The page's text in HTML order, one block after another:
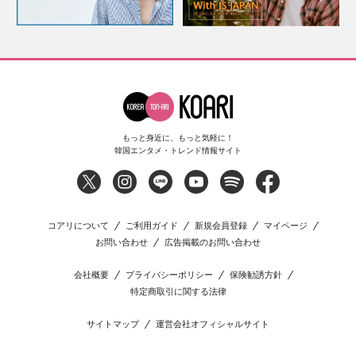
もっと身近に、もっと気軽に！
韓国エンタメ・トレンド情報サイト
コアリについて ご利用ガイド 新規会員登録
マイページ
お問い合わせ
広告掲載のお問い合わせ
会社概要 プライバシーポリシー
保険勧誘方針
特定商取引に関する法律
サイトマップ 運営会社オフィシャルサイト